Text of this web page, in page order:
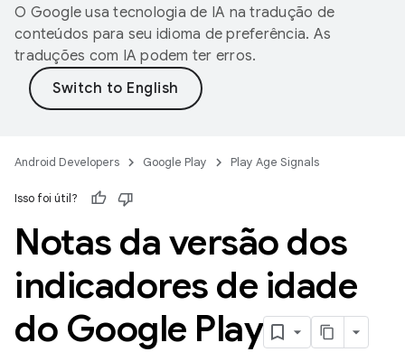
O Google usa tecnologia de IA na tradução de
conteúdos para seu idioma de preferência. As
traduções com IA podem ter erros.
Android Developers Google Play Play Age Signals
Isso foi útil?
Notas da versão dos
indicadores de idade
do Google Play